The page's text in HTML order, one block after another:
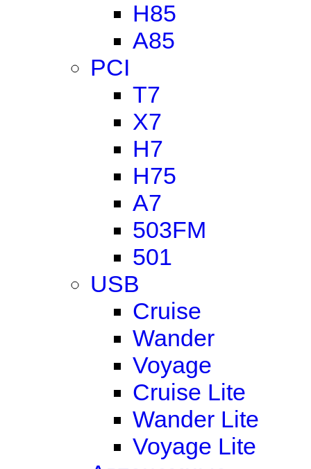
H85
A85
PCI
T7
X7
H7
H75
A7
503FM
501
USB
Cruise
Wander
Voyage
Cruise Lite
Wander Lite
Voyage Lite